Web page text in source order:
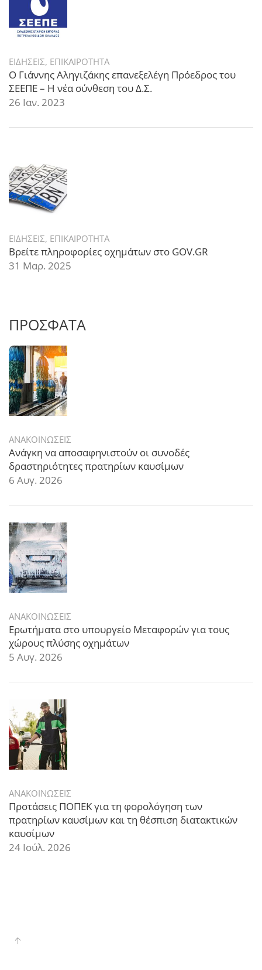
ΕΙΔΗΣΕΙΣ, ΕΠΙΚΑΙΡΟΤΗΤΑ
Ο Γιάννης Αληγιζάκης επανεξελέγη Πρόεδρος του
ΣΕΕΠΕ – Η νέα σύνθεση του Δ.Σ.
26 Ιαν. 2023
ΕΙΔΗΣΕΙΣ, ΕΠΙΚΑΙΡΟΤΗΤΑ
Βρείτε πληροφορίες οχημάτων στο GOV.GR
31 Μαρ. 2025
ΠΡΟΣΦΑΤΑ
ΑΝΑΚΟΙΝΩΣΕΙΣ
Ανάγκη να αποσαφηνιστούν οι συνοδές
δραστηριότητες πρατηρίων καυσίμων
6 Αυγ. 2026
ΑΝΑΚΟΙΝΩΣΕΙΣ
Ερωτήματα στο υπουργείο Μεταφορών για τους
χώρους πλύσης οχημάτων
5 Αυγ. 2026
ΑΝΑΚΟΙΝΩΣΕΙΣ
Προτάσεις ΠΟΠΕΚ για τη φορολόγηση των
πρατηρίων καυσίμων και τη θέσπιση διατακτικών
καυσίμων
24 Ιούλ. 2026